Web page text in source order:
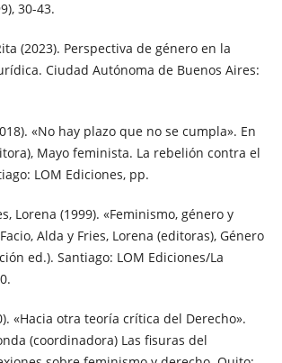
30-43.
(2023). Perspectiva de género en la
Ciudad Autónoma de Buenos Aires:
«No hay plazo que no se cumpla». En
Mayo feminista. La rebelión contra el
LOM Ediciones, pp.
Lorena (1999). «Feminismo, género y
Alda y Fries, Lorena (editoras), Género
ed.). Santiago: LOM Ediciones/La
«Hacia otra teoría crítica del Derecho».
(coordinadora) Las fisuras del